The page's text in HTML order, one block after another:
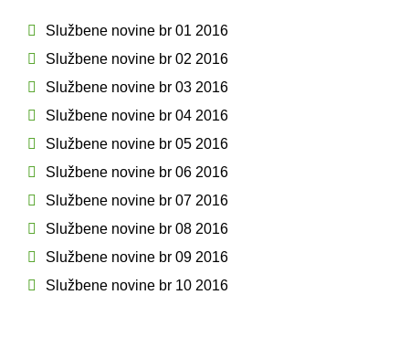
Službene novine br 01 2016
Službene novine br 02 2016
Službene novine br 03 2016
Službene novine br 04 2016
Službene novine br 05 2016
Službene novine br 06 2016
Službene novine br 07 2016
Službene novine br 08 2016
Službene novine br 09 2016
Službene novine br 10 2016